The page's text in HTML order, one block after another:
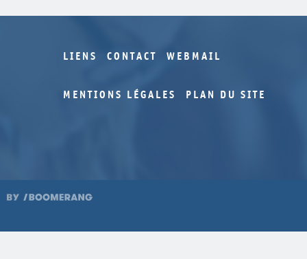
LIENS CONTACT WEBMAIL
MENTIONS LÉGALES PLAN DU SITE